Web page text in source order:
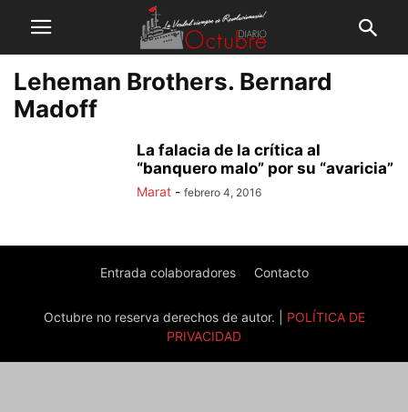
Leheman Brothers. Bernard
Madoff
La falacia de la crítica al
“banquero malo” por su “avaricia”
Marat - febrero 4, 2016
Entrada colaboradores Contacto
Octubre no reserva derechos de autor. | POLÍTICA DE
PRIVACIDAD